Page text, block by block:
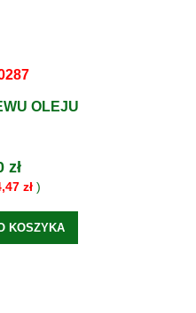
OLEJU
zł
zł)
KOSZYKA